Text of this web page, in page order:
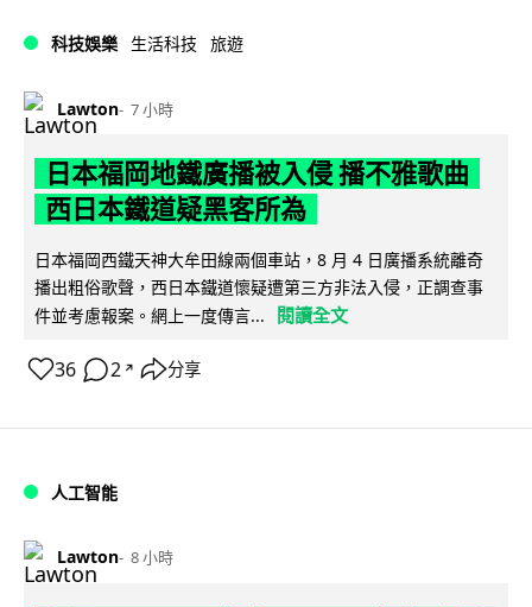
科技娛樂 生活科技 旅遊
Lawton 7 小時
日本福岡地鐵廣播被入侵 播不雅歌曲
西日本鐵道疑黑客所為
日本福岡西鐵天神大牟田線兩個車站，8 月 4 日廣播系統離奇
播出粗俗歌聲，西日本鐵道懷疑遭第三方非法入侵，正調查事
件並考慮報案。網上一度傳言...
閱讀全文
36 2 ↗ 分享
人工智能
Lawton 8 小時